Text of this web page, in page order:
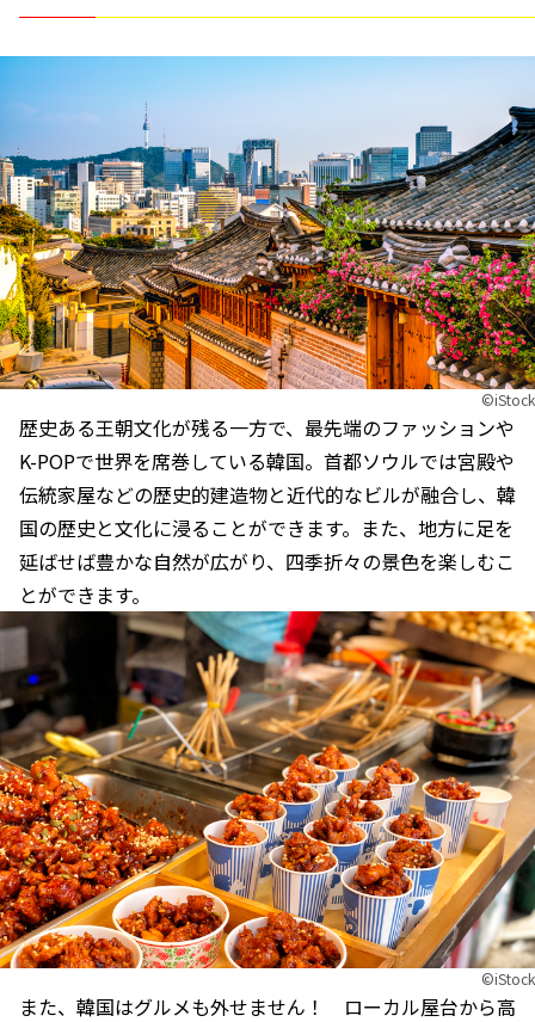
©︎iStock
歴史ある王朝文化が残る一方で、最先端のファッションや
K-POPで世界を席巻している韓国。首都ソウルでは宮殿や
伝統家屋などの歴史的建造物と近代的なビルが融合し、韓
国の歴史と文化に浸ることができます。また、地方に足を
延ばせば豊かな自然が広がり、四季折々の景色を楽しむこ
とができます。
©︎iStock
また、韓国はグルメも外せません！ ローカル屋台から高